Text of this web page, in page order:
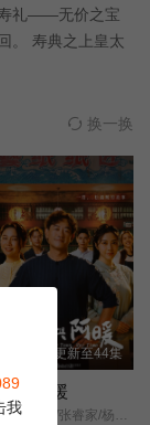
第12集
第31集
第26集
第29集
寿礼――无价之宝
。 寿典之上皇太
更大的阴谋，遂
的激烈打斗。 风
火爆。
换一换
更新至44集
与阿暖
柯叔元/韩瑜/张睿家/杨子仪/
我